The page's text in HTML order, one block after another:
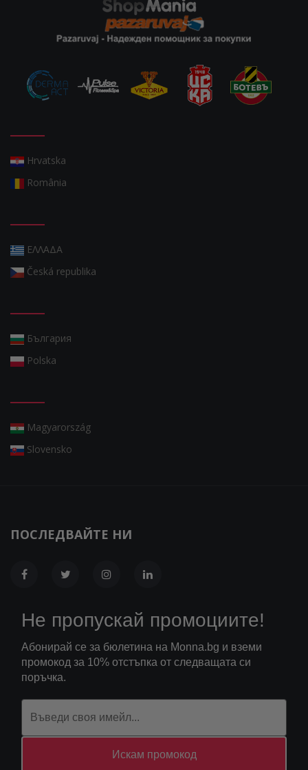
Hrvatska
România
ΕΛΛΑΔΑ
Česká republika
България
Polska
Magyarország
Slovensko
ПОСЛЕДВАЙТЕ НИ
Не пропускай промоциите!
Абонирай се за бюлетина на Monna.bg и вземи
промокод за 10% отстъпка от следващата си
поръчка.
Искам промокод